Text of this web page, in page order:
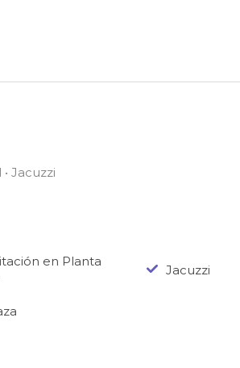
Jacuzzi
en Planta
Jacuzzi